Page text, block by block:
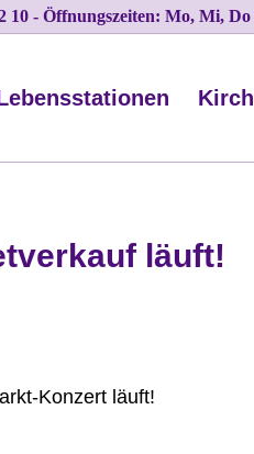
10 - Öffnungszeiten: Mo, Mi,
läuft!
Konzert läuft!